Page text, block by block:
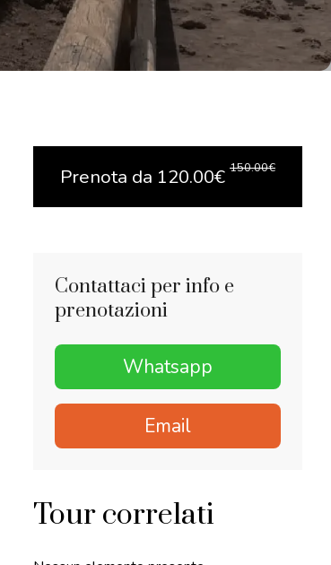
Prenota da 120.00€ 150.00€
Contattaci per info e
prenotazioni
Whatsapp
Email
Tour correlati